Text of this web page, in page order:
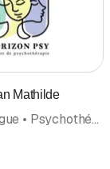
Mathilde
Psychologue • Psychothérapie • Psychothérapie (Général) • Thérapie des enfants et des adolescents • Thérapie d'adultes • Thérapie de couple et de famille • Psychothérapie (Psychothérapeutes psychologues)